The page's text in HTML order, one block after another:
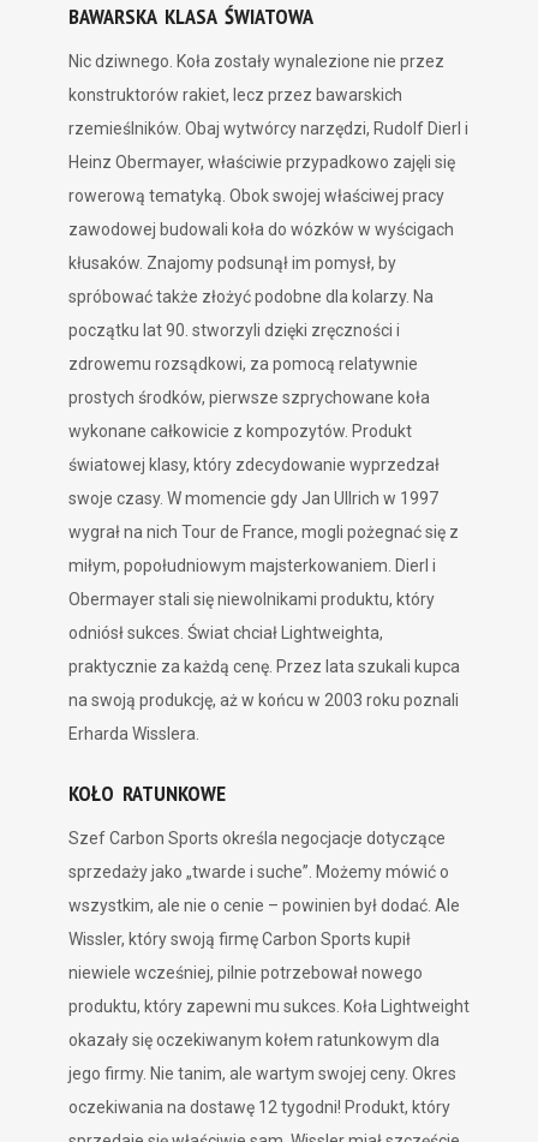
BAWARSKA KLASA ŚWIATOWA
Nic dziwnego. Koła zostały wynalezione nie przez
konstruktorów rakiet, lecz przez bawarskich
rzemieślników. Obaj wytwórcy narzędzi, Rudolf Dierl i
Heinz Obermayer, właściwie przypadkowo zajęli się
rowerową tematyką. Obok swojej właściwej pracy
zawodowej budowali koła do wózków w wyścigach
kłusaków. Znajomy podsunął im pomysł, by
spróbować także złożyć podobne dla kolarzy. Na
początku lat 90. stworzyli dzięki zręczności i
zdrowemu rozsądkowi, za pomocą relatywnie
prostych środków, pierwsze szprychowane koła
wykonane całkowicie z kompozytów. Produkt
światowej klasy, który zdecydowanie wyprzedzał
swoje czasy. W momencie gdy Jan Ullrich w 1997
wygrał na nich Tour de France, mogli pożegnać się z
miłym, popołudniowym majsterkowaniem. Dierl i
Obermayer stali się niewolnikami produktu, który
odniósł sukces. Świat chciał Lightweighta,
praktycznie za każdą cenę. Przez lata szukali kupca
na swoją produkcję, aż w końcu w 2003 roku poznali
Erharda Wisslera.
KOŁO RATUNKOWE
Szef Carbon Sports określa negocjacje dotyczące
sprzedaży jako „twarde i suche”. Możemy mówić o
wszystkim, ale nie o cenie – powinien był dodać. Ale
Wissler, który swoją firmę Carbon Sports kupił
niewiele wcześniej, pilnie potrzebował nowego
produktu, który zapewni mu sukces. Koła Lightweight
okazały się oczekiwanym kołem ratunkowym dla
jego firmy. Nie tanim, ale wartym swojej ceny. Okres
oczekiwania na dostawę 12 tygodni! Produkt, który